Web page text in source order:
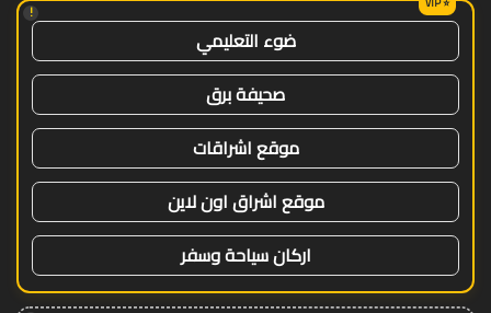
!
ضوء التعليمي
صحيفة برق
موقع اشراقات
موقع اشراق اون لاين
اركان سياحة وسفر